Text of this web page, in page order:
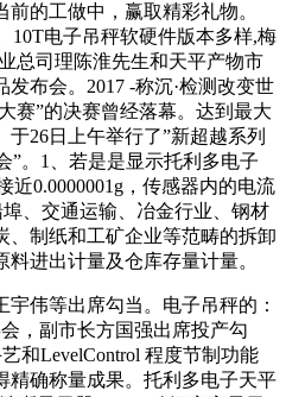
的工做中，赢取精彩礼物。
10T电子吊秤软硬件版本多样,梅
总司理陈淮先生和天平产物市
布会。2017 -称沉·检测改变世
”的决赛曾经落幕。达到最大
26日上午举行了”新超越系列
”。1、若是是显示托利多电子
近0.0000001g，传感器内的电流
、交通运输、冶金行业、钢材
、制纸和工矿企业等范畴的拆卸
进出计量及仓库存量计量。
伟等出席勾当。电子吊秤的：
，副市长方国强出席投产勾
和LevelControl 程度节制功能
精确称量成果。托利多电子天平